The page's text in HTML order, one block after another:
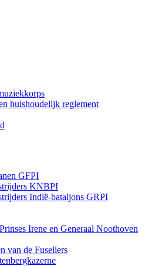
huishoudelijk reglement
GFPI
KNBPI
Indië-bataljons GRPI
Irene en Generaal Noothoven
van de Fuseliers